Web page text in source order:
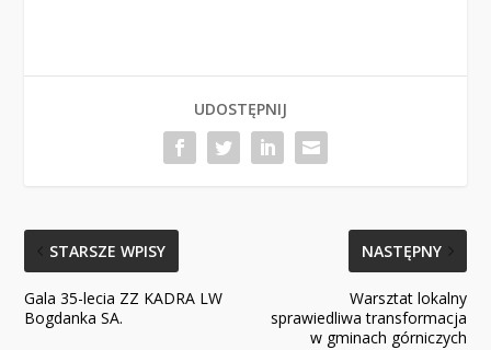
UDOSTĘPNIJ
STARSZE WPISY
Gala 35-lecia ZZ KADRA LW
Bogdanka SA.
NASTĘPNY
Warsztat lokalny
sprawiedliwa transformacja
w gminach górniczych